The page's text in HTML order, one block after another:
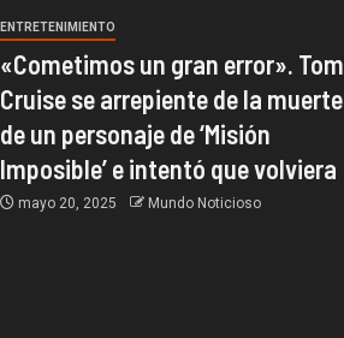
ENTRETENIMIENTO
«Cometimos un gran error». Tom
Cruise se arrepiente de la muerte
de un personaje de ‘Misión
Imposible’ e intentó que volviera
mayo 20, 2025 Mundo Noticioso